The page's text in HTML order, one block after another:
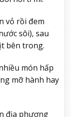
vỏ rồi đem
sôi), sau
bên trong.
món hấp
mỡ hành hay
địa phương